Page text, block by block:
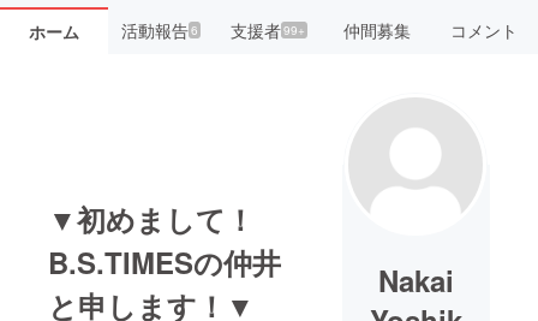
ホーム 活動報告6 支援者99+ 仲間募集 コメント
▼初めまして！
B.S.TIMESの仲井
と申します！▼
Nakai